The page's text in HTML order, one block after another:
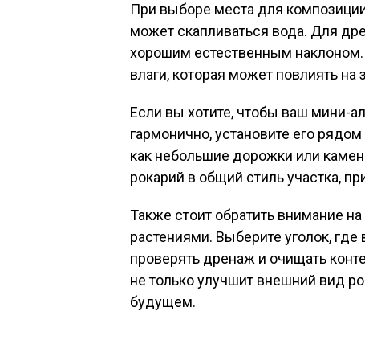
При выборе места для композиции
может скапливаться вода. Для
хорошим естественным
влаги, которая может повлиять на
Если вы хотите, чтобы ваш мини-
гармонично, установите его
как небольшие дорожки или
рокарий в общий стиль участка,
Также стоит обратить внимание
растениями. Выберите уголок,
проверять дренаж и очищать
не только улучшит внешний вид
будущем.